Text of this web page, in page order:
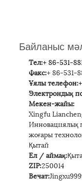
Байланыс
Тел:+ 86-531-
Факс:+ 86-531-
Ұялы телефон:
Электрондық
Мекен-жайы:
Xingfu
Инновациялық
жоғары
Қытай
Ел / аймақ:
ZIP:250014
Вечат: